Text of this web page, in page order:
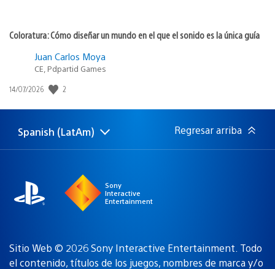
Coloratura: Cómo diseñar un mundo en el que el sonido es la única guía
Juan Carlos Moya
CE, Pdpartid Games
Fecha
publicación:
14/07/2026 2
Elige
Región
Spanish (LatAm) Regresar arriba
Sony
Interactive
Entertainment
Sitio Web © 2026 Sony Interactive Entertainment. Todo
el contenido, títulos de los juegos, nombres de marca y/o